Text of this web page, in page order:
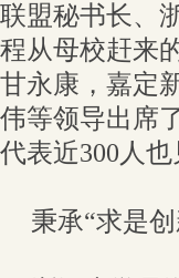
联盟秘书长、
程从母校赶来
甘永康，嘉定
伟等领导出席
代表近300人也
秉承“求是